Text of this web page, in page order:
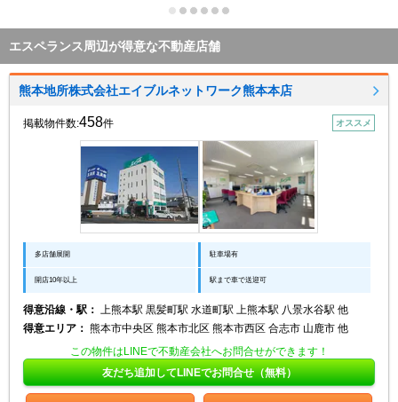
エスペランス周辺が得意な不動産店舗
熊本地所株式会社エイブルネットワーク熊本本店
掲載物件数:458件 オススメ
多店舗展開 駐車場有
開店10年以上 駅まで車で送迎可
得意沿線・駅：
上熊本駅 黒髪町駅 水道町駅 上熊本駅 八景水谷駅 他
得意エリア： 熊本市中央区 熊本市北区 熊本市西区 合志市 山鹿市 他
この物件はLINEで不動産会社へお問合せができます！
友だち追加してLINEでお問合せ（無料）